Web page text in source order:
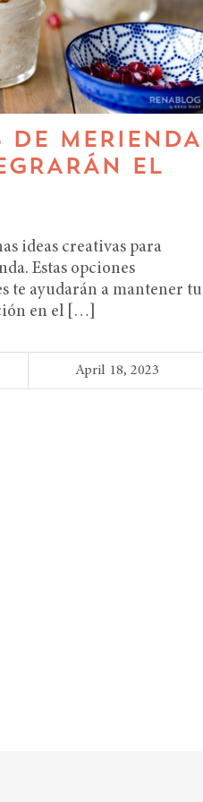
DE MERIENDA
EL
ideas creativas para
Estas opciones
te ayudarán a mantener tu
en el […]
April 18, 2023